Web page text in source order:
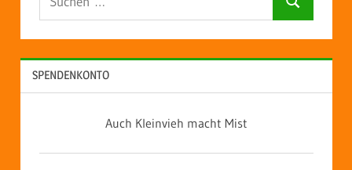
Suchen
SPENDENKONTO
Auch Kleinvieh macht Mist